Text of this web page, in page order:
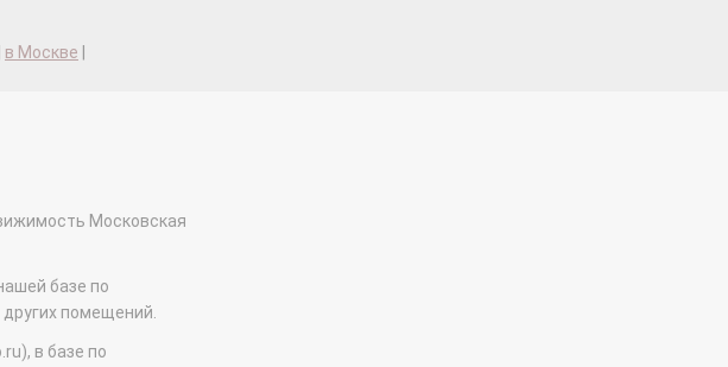
в Москве
Московская
базе по
помещений.
в базе по